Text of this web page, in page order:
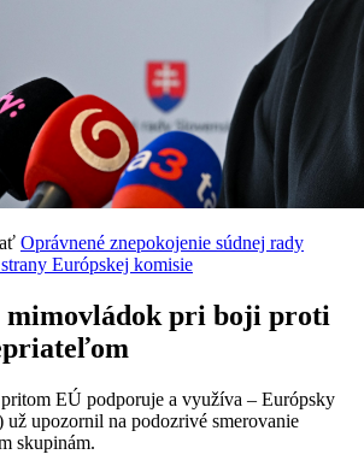
Oprávnené znepokojenie súdnej rady
Európskej komisie
mimovládok pri boji proti
EÚ podporuje a využíva – Európsky
upozornil na podozrivé smerovanie
skupinám.